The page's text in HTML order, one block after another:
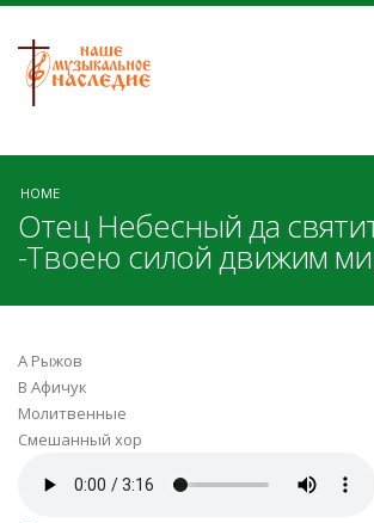
HOME
Отец Небесный да
-Твоею силой движим
А Рыжов
В Афичук
Молитвенные
Смешанный хор
Твоею силой движим